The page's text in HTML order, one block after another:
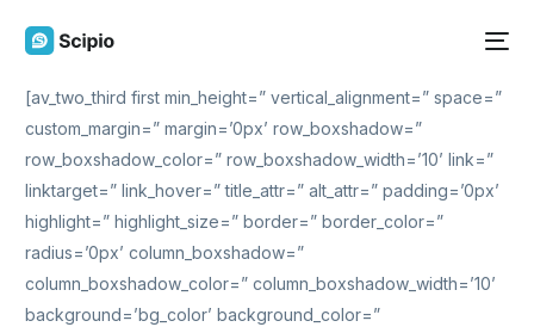
[av_two_third first min_height=” vertical_alignment=” space=”
custom_margin=” margin=’0px’ row_boxshadow=”
row_boxshadow_color=” row_boxshadow_width=’10’ link=”
linktarget=” link_hover=” title_attr=” alt_attr=” padding=’0px’
highlight=” highlight_size=” border=” border_color=”
radius=’0px’ column_boxshadow=”
column_boxshadow_color=” column_boxshadow_width=’10’
background=’bg_color’ background_color=”